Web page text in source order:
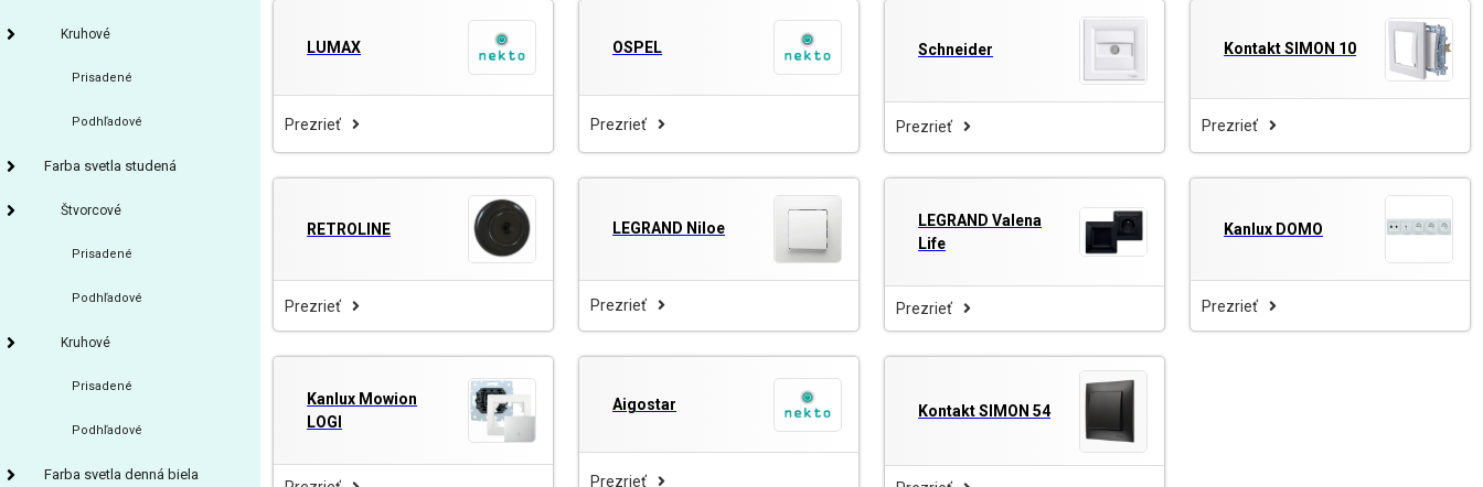
Kruhové
Prisadené
Podhľadové
Farba svetla studená
Štvorcové
Prisadené
Podhľadové
Kruhové
Prisadené
Podhľadové
Farba svetla denná biela
LUMAX
Prezrieť
OSPEL
Prezrieť
Schneider
Prezrieť
Kontakt SIMON 10
Prezrieť
RETROLINE
Prezrieť
LEGRAND Niloe
Prezrieť
LEGRAND Valena
Life
Prezrieť
Kanlux DOMO
Prezrieť
Kanlux Mowion
LOGI
Aigostar
Prezrieť
Kontakt SIMON 54